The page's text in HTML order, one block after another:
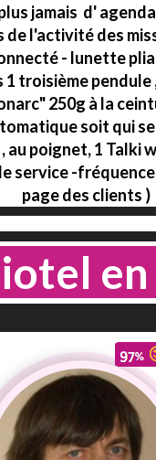
jamais d'
l'activité des
- lunette
1 troisième
250g à la
soit qui
au poignet, 1 Talki
service -
page des clients )